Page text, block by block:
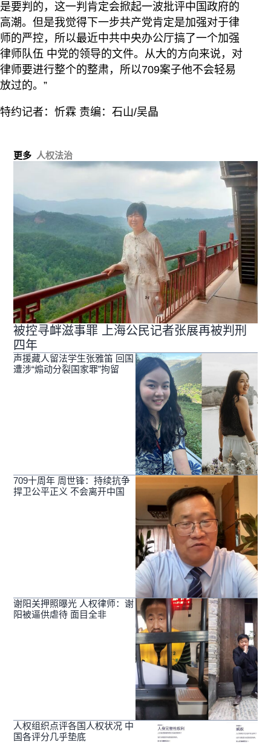
是要判的，这一判肯定会掀起一波批评中国政府的
高潮。但是我觉得下一步共产党肯定是加强对于律
师的严控，所以最近中共中央办公厅搞了一个加强
律师队伍 中党的领导的文件。从大的方向来说，对
律师要进行整个的整肃，所以709案子他不会轻易
放过的。”
特约记者：忻霖 责编：石山/吴晶
更多 人权法治
被控寻衅滋事罪 上海公民记者张展再被判刑
四年
声援藏人留法学生张雅笛 回国
遭涉“煽动分裂国家罪”拘留
709十周年 周世锋：持续抗争
捍卫公平正义 不会离开中国
谢阳关押照曝光 人权律师：谢
阳被逼供虐待 面目全非
人权组织点评各国人权状况 中
国各评分几乎垫底